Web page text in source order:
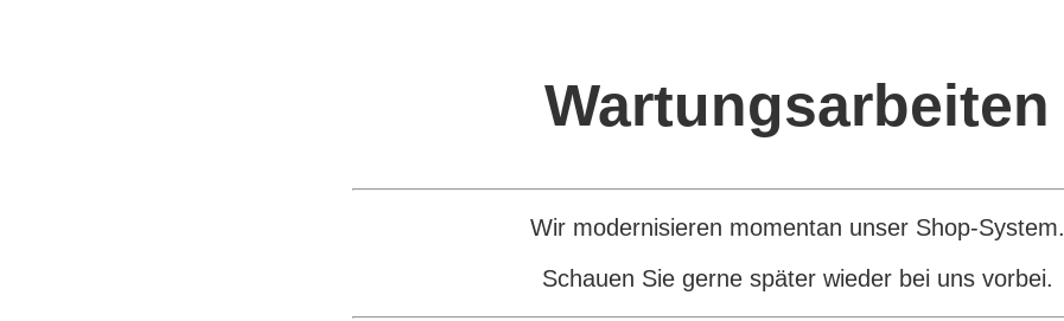
Wartungsarbeiten
Wir modernisieren momentan unser Shop-System.
Schauen Sie gerne später wieder bei uns vorbei.